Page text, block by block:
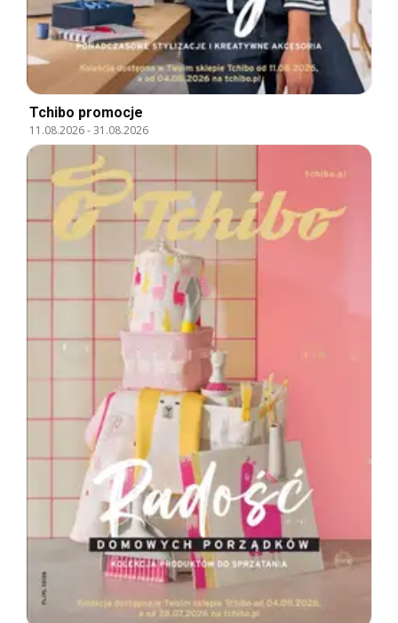
Tchibo promocje
11.08.2026-31.08.2026